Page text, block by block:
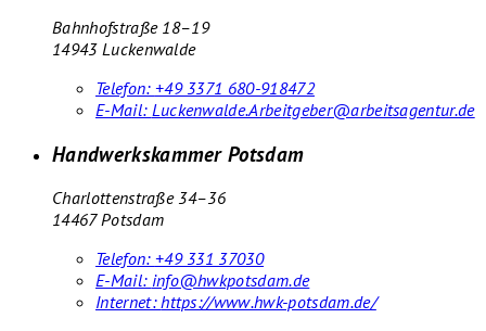
Bahnhofstraße 18–19
14943 Luckenwalde
Telefon: +49 3371 680-918472
E-Mail: Luckenwalde.Arbeitgeber@arbeitsagentur.de
Handwerkskammer Potsdam
Charlottenstraße 34–36
14467 Potsdam
Telefon: +49 331 37030
E-Mail: info@hwkpotsdam.de
Internet:https://www.hwk-potsdam.de/